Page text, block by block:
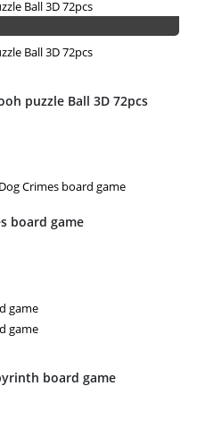
puzzle Ball 3D 72pcs
board game
board game